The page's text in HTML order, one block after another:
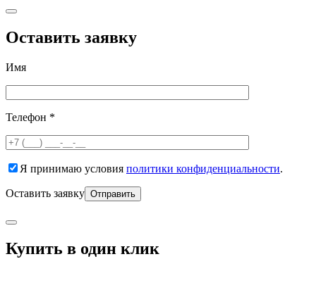
Оставить заявку
Имя
Телефон *
Я принимаю условия политики конфиденциальности.
Оставить заявку
Купить в один клик